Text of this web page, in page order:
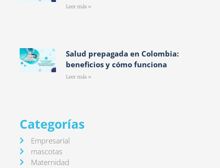
Leer más »
Salud prepagada en Colombia:
beneficios y cómo funciona
Leer más »
Categorías
Empresarial
mascotas
Maternidad